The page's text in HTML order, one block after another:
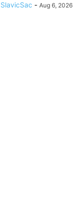
SlavicSac - Aug 6, 2026